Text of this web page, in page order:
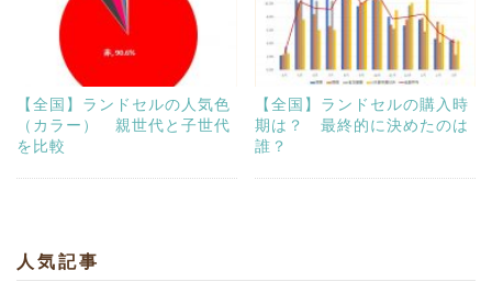
【全国】ランドセルの人気色
（カラー） 親世代と子世代
を比較
【全国】ランドセルの購入時
期は？ 最終的に決めたのは
誰？
人気記事